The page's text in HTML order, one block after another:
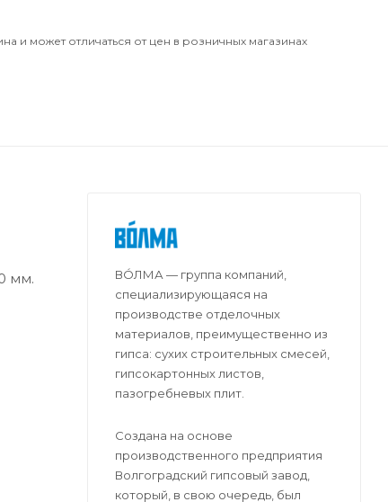
и может отличаться от цен в розничных магазинах
мм.
ВО́ЛМА — группа компаний,
специализирующаяся на
производстве отделочных
материалов, преимущественно из
гипса: сухих строительных смесей,
гипсокартонных листов,
пазогребневых плит.
Создана на основе
производственного предприятия
Волгоградский гипсовый завод,
который, в свою очередь, был